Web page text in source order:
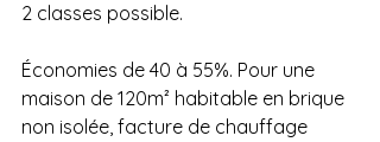
2 classes possible.
Économies de 40 à 55%. Pour une
maison de 120m² habitable en brique
non isolée, facture de chauffage